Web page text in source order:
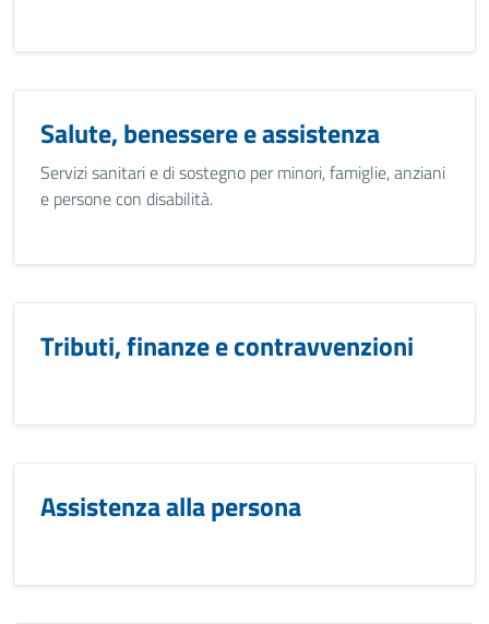
Salute, benessere e assistenza
Servizi sanitari e di sostegno per minori, famiglie, anziani
e persone con disabilità.
Tributi, finanze e contravvenzioni
Assistenza alla persona